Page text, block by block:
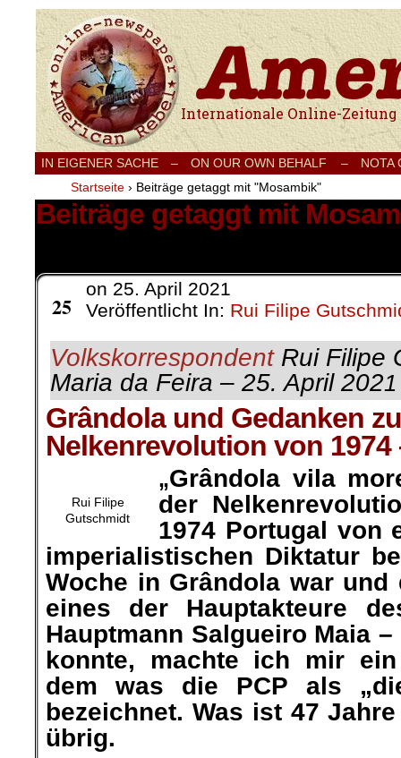
Internationale Onlinezeitung für Frieden,
IN EIGENER SACHE – ON OUR OWN BEHALF –
NOTA
Startseite › Beiträge getaggt mit "Mosambik"
Beiträge getaggt mit
25
on 25. April 2021
Veröffentlicht In: Rui Filipe
VolkskorrespondentRui Filipe
Maria da Feira – 25. April 2021
Grândola und Gedanken
Nelkenrevolution von 1974
Rui Filipe
Gutschmidt
„Grândola vila
der
1974 Portugal von
imperialistischen Diktatur
Woche in Grândola war und
eines der Hauptakteure
Hauptmann Salgueiro Maia
konnte, machte ich mir
dem was die PCP als
bezeichnet. Was ist 47
übrig.